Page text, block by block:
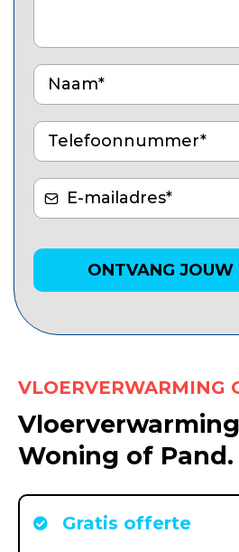
ONTVANG JOUW
VLOERVERWARMING
Woning of Pand.
Gratis offerte